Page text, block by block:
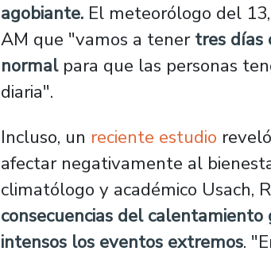
agobiante. El meteorólogo del
AM que "vamos a tenertres días
normalpara que las personas
diaria".
Incluso, un reciente estudio
afectar negativamente al
climatólogo y académico Usach,
consecuencias del
intensos los eventos extremos.